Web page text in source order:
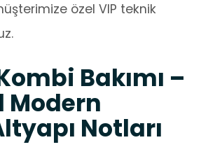
özel VIP teknik
Bakımı –
Modern
Notları